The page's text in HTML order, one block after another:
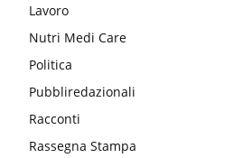
Lavoro
Nutri Medi Care
Politica
Pubbliredazionali
Racconti
Rassegna Stampa